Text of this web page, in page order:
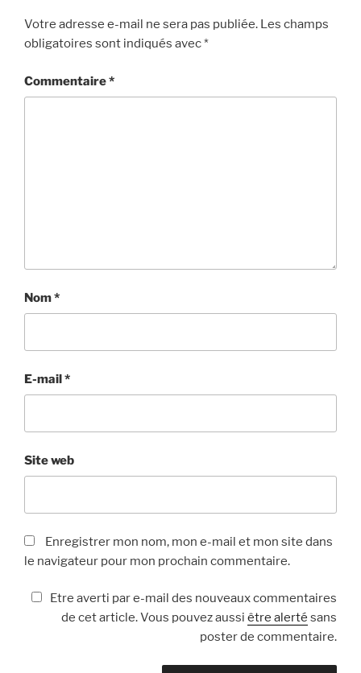
Votre adresse e-mail ne sera pas publiée. Les champs
obligatoires sont indiqués avec*
Commentaire*
Nom*
E-mail*
Site web
Enregistrer mon nom, mon e-mail et mon site dans
le navigateur pour mon prochain commentaire.
Etre averti par e-mail des nouveaux commentaires
de cet article. Vous pouvez aussi être alerté sans
poster de commentaire.